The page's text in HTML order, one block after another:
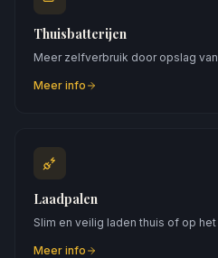
Thuisbatterijen
Meer zelfverbruik door opslag
Meer info
Laadpalen
Slim en veilig laden thuis of op
Meer info